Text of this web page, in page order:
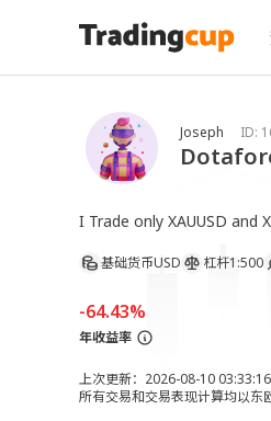
Joseph ID:
I Trade only XAUUSD and
基础货币USD 杠杆1:500
-64.43%
年收益率
上次更新：2026-08-10 03:33:16
所有交易和交易表现计算均以东